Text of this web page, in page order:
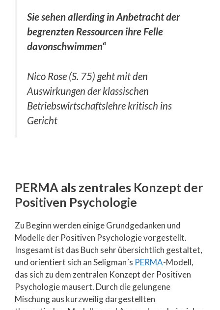
Sie sehen allerding in Anbetracht der
begrenzten Ressourcen ihre Felle
davonschwimmen“
Nico Rose (S. 75) geht mit den
Auswirkungen der klassischen
Betriebswirtschaftslehre kritisch ins
Gericht
PERMA als zentrales Konzept der
Positiven Psychologie
Zu Beginn werden einige Grundgedanken und
Modelle der Positiven Psychologie vorgestellt.
Insgesamt ist das Buch sehr übersichtlich gestaltet,
und orientiert sich an Seligman´s PERMA-Modell,
das sich zu dem zentralen Konzept der Positiven
Psychologie mausert. Durch die gelungene
Mischung aus kurzweilig dargestellten